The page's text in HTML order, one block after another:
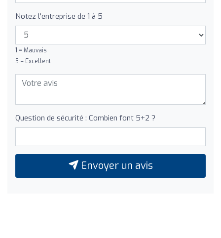
Notez l'entreprise de 1 à 5
1 = Mauvais
5 = Excellent
Question de sécurité : Combien font 5+2 ?
Envoyer un avis